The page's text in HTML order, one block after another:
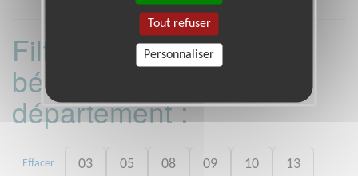
Filtrer les missions
bénévoles par
département :
Effacer 03 05 08 09 10 13
Tout refuser
Personnaliser